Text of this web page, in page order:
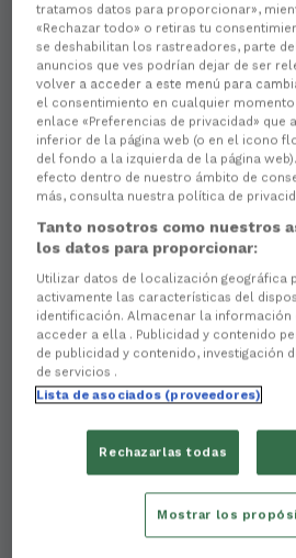
Aún no hay reacciones. ¡Sé el primero!
El respaldo de empresas
Ópticas Noroestees una de las
delRacing Club Ferrol. La
servicio cercano y su
donde cuenta consiete centros
delpartido patrocinadode
horas), correspondiente a la
Osasuna PromesasenA
Durante la presentación de este
Ópticas Noroeste, expresó
firma con elproyecto
orgullo que supone para la
representa los valores de
tratamos datos para proporcionar»,
«Rechazar todo» o retiras tu
se deshabilitan los rastreadores, parte
anuncios que ves podrían dejar de ser
volver a acceder a este menú para
el consentimiento en cualquier
enlace «Preferencias de privacidad» que
inferior de la página web (o en el icono
del fondo a la izquierda de la página
efecto dentro de nuestro ámbito de
más, consulta nuestra política de
Tanto nosotros como nuestros
los datos para proporcionar:
Utilizar datos de localización geográfica
activamente las características del
identificación. Almacenar la información
acceder a ella . Publicidad y contenido
de publicidad y contenido, investigación
de servicios .
Lista de asociados (proveedores)
Rechazarlas todas
Mostrar los